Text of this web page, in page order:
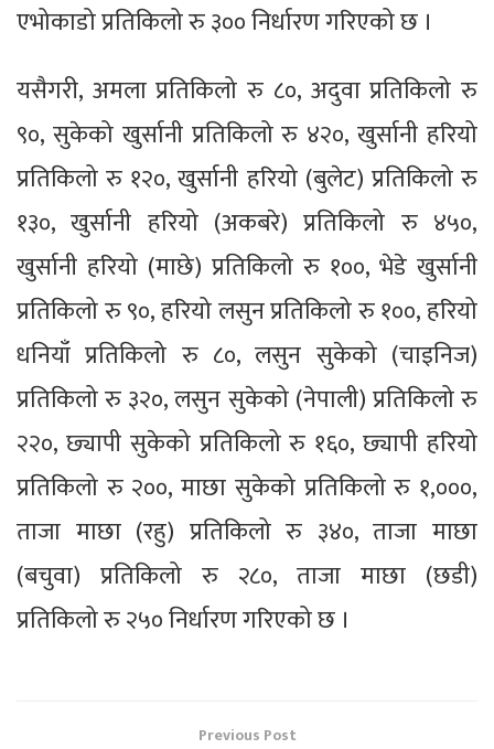
एभोकाडो प्रतिकिलो रु ३०० निर्धारण गरिएको छ ।
यसैगरी, अमला प्रतिकिलो रु ८०, अदुवा प्रतिकिलो रु
९०, सुकेको खुर्सानी प्रतिकिलो रु ४२०, खुर्सानी हरियो
प्रतिकिलो रु १२०, खुर्सानी हरियो (बुलेट) प्रतिकिलो रु
१३०, खुर्सानी हरियो (अकबरे) प्रतिकिलो रु ४५०,
खुर्सानी हरियो (माछे) प्रतिकिलो रु १००, भेडे खुर्सानी
प्रतिकिलो रु ९०, हरियो लसुन प्रतिकिलो रु १००, हरियो
धनियाँ प्रतिकिलो रु ८०, लसुन सुकेको (चाइनिज)
प्रतिकिलो रु ३२०, लसुन सुकेको (नेपाली) प्रतिकिलो रु
२२०, छ्यापी सुकेको प्रतिकिलो रु १६०, छ्यापी हरियो
प्रतिकिलो रु २००, माछा सुकेको प्रतिकिलो रु १,०००,
ताजा माछा (रहु) प्रतिकिलो रु ३४०, ताजा माछा
(बचुवा) प्रतिकिलो रु २८०, ताजा माछा (छडी)
प्रतिकिलो रु २५० निर्धारण गरिएको छ ।
Previous Post